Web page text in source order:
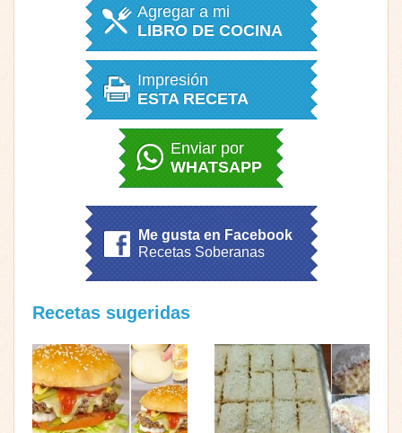
Agregar a mi
LIBRO DE COCINA
Impresión
ESTA RECETA
Enviar por
WHATSAPP
Me gusta en Facebook
Recetas Soberanas
Recetas sugeridas